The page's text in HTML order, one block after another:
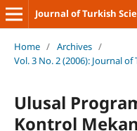
Journal of Turkish
Home / Archives /
Vol. 3 No. 2 (2006): Journal
Ulusal
Kontrol